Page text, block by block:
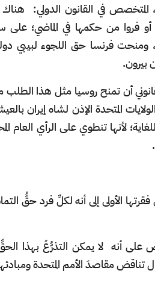
في القانون الدولي: هناك
من حكمها في الماضي؛ على
ومنحت فرنسا حق اللجوء لبيبي
بيرون.
أن تمنح روسيا مثل هذا
المتحدة الإذن لشاه إيران
لأنها تنطوي على الرأي العام
في فقرتها الأولى إلى أنه لكلِّ فرد
على أنه لا يمكن التذرُّعُ بهذا
مقاصدَ الأمم المتحدة